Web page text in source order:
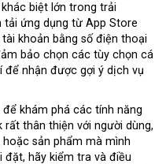
biệt lớn trong trải
tải ứng dụng từ App Store
khoản bằng số điện thoại
bảo chọn các tùy chọn cá
nhận được gợi ý dịch vụ
khám phá các tính năng
thân thiện với người dùng,
sản phẩm mà mình
đặt, hãy kiểm tra và điều